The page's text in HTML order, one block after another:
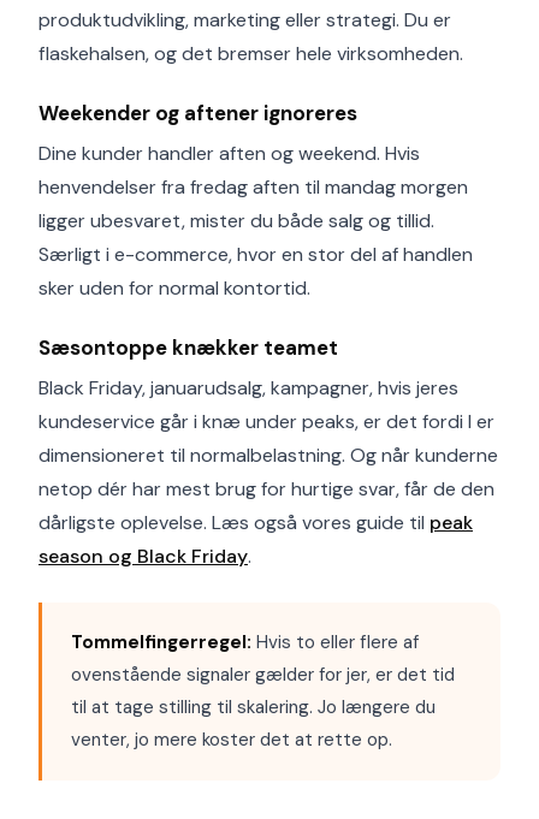
produktudvikling, marketing eller strategi. Du er
flaskehalsen, og det bremser hele virksomheden.
Weekender og aftener ignoreres
Dine kunder handler aften og weekend. Hvis
henvendelser fra fredag aften til mandag morgen
ligger ubesvaret, mister du både salg og tillid.
Særligt i e-commerce, hvor en stor del af handlen
sker uden for normal kontortid.
Sæsontoppe knækker teamet
Black Friday, januarudsalg, kampagner, hvis jeres
kundeservice går i knæ under peaks, er det fordi I er
dimensioneret til normalbelastning. Og når kunderne
netop dér har mest brug for hurtige svar, får de den
dårligste oplevelse. Læs også vores guide til peak
season og Black Friday.
Tommelfingerregel: Hvis to eller flere af
ovenstående signaler gælder for jer, er det tid
til at tage stilling til skalering. Jo længere du
venter, jo mere koster det at rette op.